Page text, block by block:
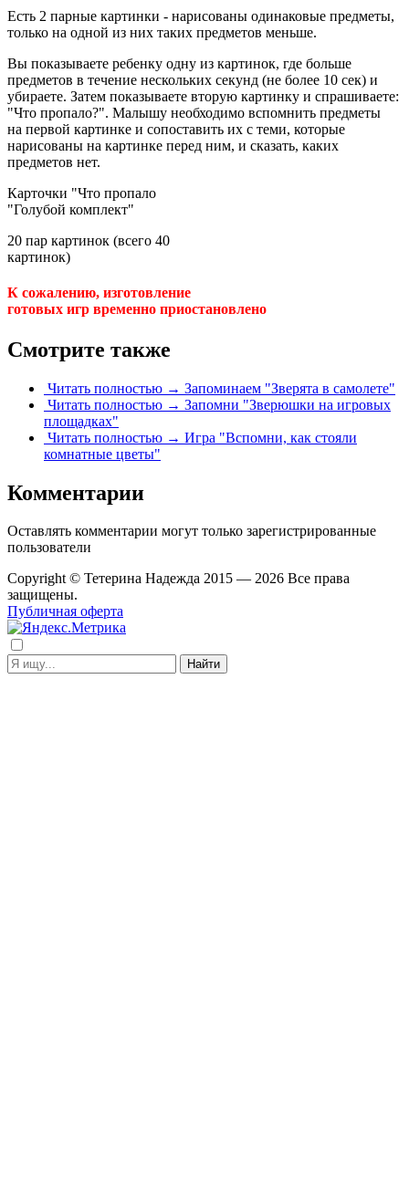
Есть 2 парные картинки - нарисованы одинаковые предметы,
только на одной из них таких предметов меньше.
Вы показываете ребенку одну из картинок, где больше
предметов в течение нескольких секунд (не более 10 сек) и
убираете. Затем показываете вторую картинку и спрашиваете:
"Что пропало?". Малышу необходимо вспомнить предметы
на первой картинке и сопоставить их с теми, которые
нарисованы на картинке перед ним, и сказать, каких
предметов нет.
Карточки "Что пропало
"Голубой комплект"
20 пар картинок (всего 40
картинок)
К сожалению, изготовление
готовых игр временно приостановлено
Смотрите также
Читать полностью → Запоминаем "Зверята в самолете"
Читать полностью → Запомни "Зверюшки на игровых
площадках"
Читать полностью → Игра "Вспомни, как стояли
комнатные цветы"
Комментарии
Оставлять комментарии могут только зарегистрированные
пользователи
Copyright © Тетерина Надежда 2015 — 2026 Все права
защищены.
Публичная оферта